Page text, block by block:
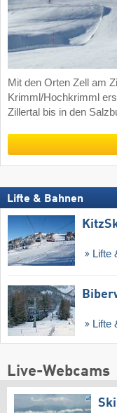
Mit den Orten Zell am
Krimml/Hochkrimml
Zillertal bis in den
Lifte & Bahnen
Lifte
Lifte
Live-Webcams